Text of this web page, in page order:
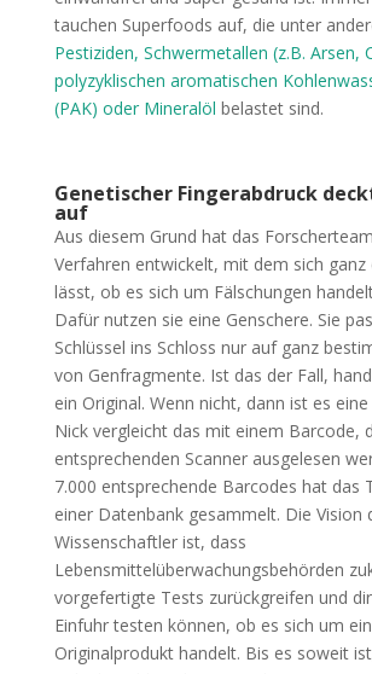
tauchen Superfoods auf, die unter
Pestiziden, Schwermetallen (z.B. Arsen,
polyzyklischen aromatischen
(PAK) oder Mineralöl belastet sind.
Genetischer Fingerabdruck
auf
Aus diesem Grund hat das
Verfahren entwickelt, mit dem sich ganz
lässt, ob es sich um Fälschungen
Dafür nutzen sie eine Genschere. Sie
Schlüssel ins Schloss nur auf ganz
von Genfragmente. Ist das der Fall,
ein Original. Wenn nicht, dann ist es eine
Nick vergleicht das mit einem Barcode,
entsprechenden Scanner ausgelesen
7.000 entsprechende Barcodes hat das
einer Datenbank gesammelt. Die Vision
Wissenschaftler ist, dass
Lebensmittelüberwachungsbehörden
vorgefertigte Tests zurückgreifen und
Einfuhr testen können, ob es sich um ein
Originalprodukt handelt. Bis es soweit